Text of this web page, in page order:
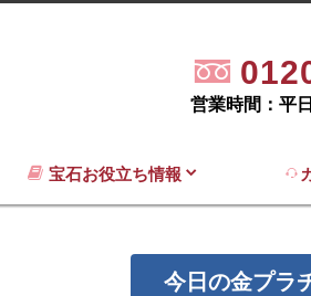
営業時間：平
宝石お役立ち情報
今日の金プラ